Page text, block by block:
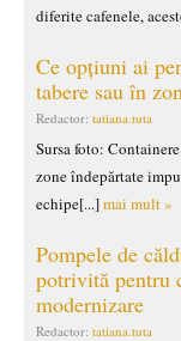
diferite cafenele,
Ce opțiuni ai
tabere sau în
Redactor: tatiana.tuta
Sursa foto:
zone îndepărtate
echipe[...]mai mult »
Pompele de
potrivită pentru
modernizare
Redactor: tatiana.tuta